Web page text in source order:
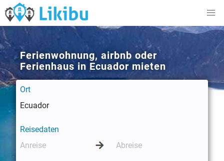
Ferienwohnung, airbnb oder
Ferienhaus in Ecuador mieten
Ort
Reisedaten